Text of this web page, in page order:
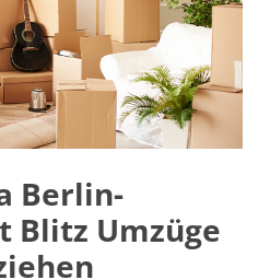
Berlin-
Blitz Umzüge